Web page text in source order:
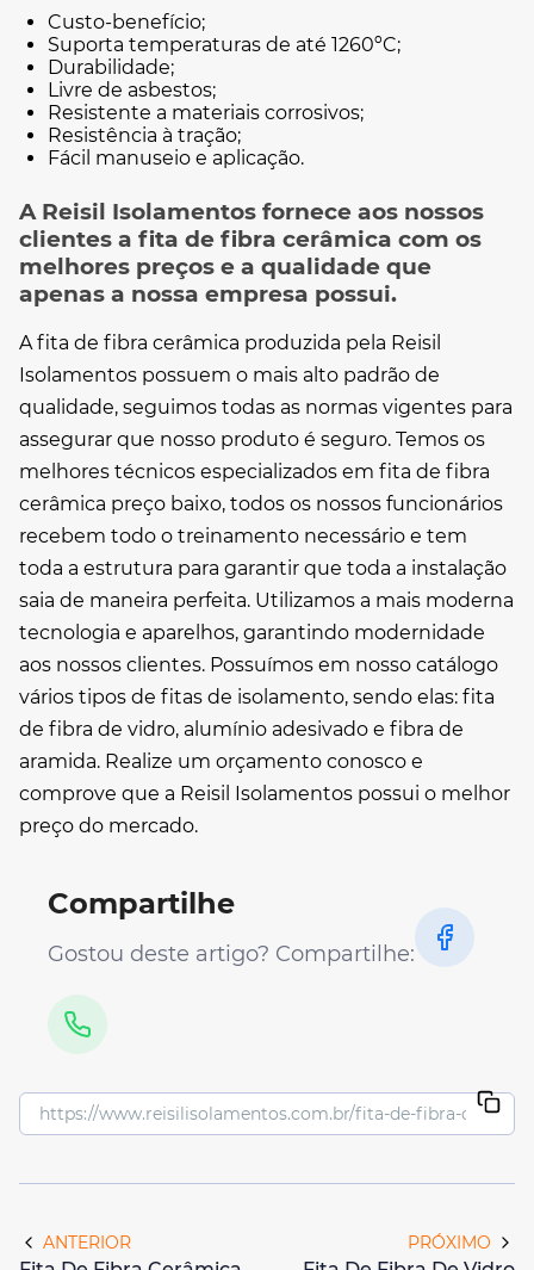
Custo-benefício;
Suporta temperaturas de até 1260ºC;
Durabilidade;
Livre de asbestos;
Resistente a materiais corrosivos;
Resistência à tração;
Fácil manuseio e aplicação.
A Reisil Isolamentos fornece aos nossos
clientes a fita de fibra cerâmica com os
melhores preços e a qualidade que
apenas a nossa empresa possui.
A fita de fibra cerâmica produzida pela Reisil
Isolamentos possuem o mais alto padrão de
qualidade, seguimos todas as normas vigentes para
assegurar que nosso produto é seguro. Temos os
melhores técnicos especializados em fita de fibra
cerâmica preço baixo, todos os nossos funcionários
recebem todo o treinamento necessário e tem
toda a estrutura para garantir que toda a instalação
saia de maneira perfeita. Utilizamos a mais moderna
tecnologia e aparelhos, garantindo modernidade
aos nossos clientes. Possuímos em nosso catálogo
vários tipos de fitas de isolamento, sendo elas: fita
de fibra de vidro, alumínio adesivado e fibra de
aramida. Realize um orçamento conosco e
comprove que a Reisil Isolamentos possui o melhor
preço do mercado.
Compartilhe
Gostou deste artigo? Compartilhe:
ANTERIOR PRÓXIMO